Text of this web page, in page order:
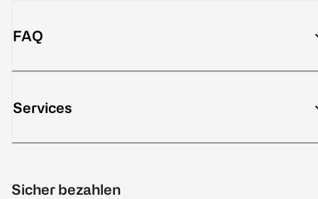
FAQ
Services
Sicher bezahlen